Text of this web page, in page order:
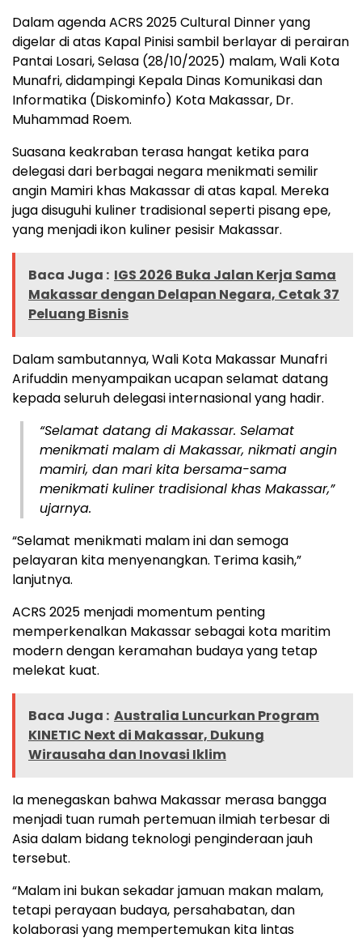
Dalam agenda ACRS 2025 Cultural Dinner yang
digelar di atas Kapal Pinisi sambil berlayar di perairan
Pantai Losari, Selasa (28/10/2025) malam, Wali Kota
Munafri, didampingi Kepala Dinas Komunikasi dan
Informatika (Diskominfo) Kota Makassar, Dr.
Muhammad Roem.
Suasana keakraban terasa hangat ketika para
delegasi dari berbagai negara menikmati semilir
angin Mamiri khas Makassar di atas kapal. Mereka
juga disuguhi kuliner tradisional seperti pisang epe,
yang menjadi ikon kuliner pesisir Makassar.
Baca Juga : IGS 2026 Buka Jalan Kerja Sama
Makassar dengan Delapan Negara, Cetak 37
Peluang Bisnis
Dalam sambutannya, Wali Kota Makassar Munafri
Arifuddin menyampaikan ucapan selamat datang
kepada seluruh delegasi internasional yang hadir.
“Selamat datang di Makassar. Selamat
menikmati malam di Makassar, nikmati angin
mamiri, dan mari kita bersama-sama
menikmati kuliner tradisional khas Makassar,”
ujarnya.
“Selamat menikmati malam ini dan semoga
pelayaran kita menyenangkan. Terima kasih,”
lanjutnya.
ACRS 2025 menjadi momentum penting
memperkenalkan Makassar sebagai kota maritim
modern dengan keramahan budaya yang tetap
melekat kuat.
Baca Juga : Australia Luncurkan Program
KINETIC Next di Makassar, Dukung
Wirausaha dan Inovasi Iklim
Ia menegaskan bahwa Makassar merasa bangga
menjadi tuan rumah pertemuan ilmiah terbesar di
Asia dalam bidang teknologi penginderaan jauh
tersebut.
“Malam ini bukan sekadar jamuan makan malam,
tetapi perayaan budaya, persahabatan, dan
kolaborasi yang mempertemukan kita lintas